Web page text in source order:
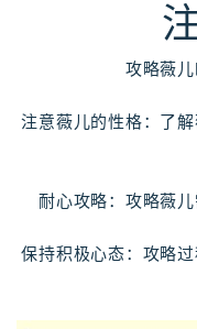
攻略薇儿
注意薇儿的性格：了
耐心攻略：攻略薇
保持积极心态：攻略